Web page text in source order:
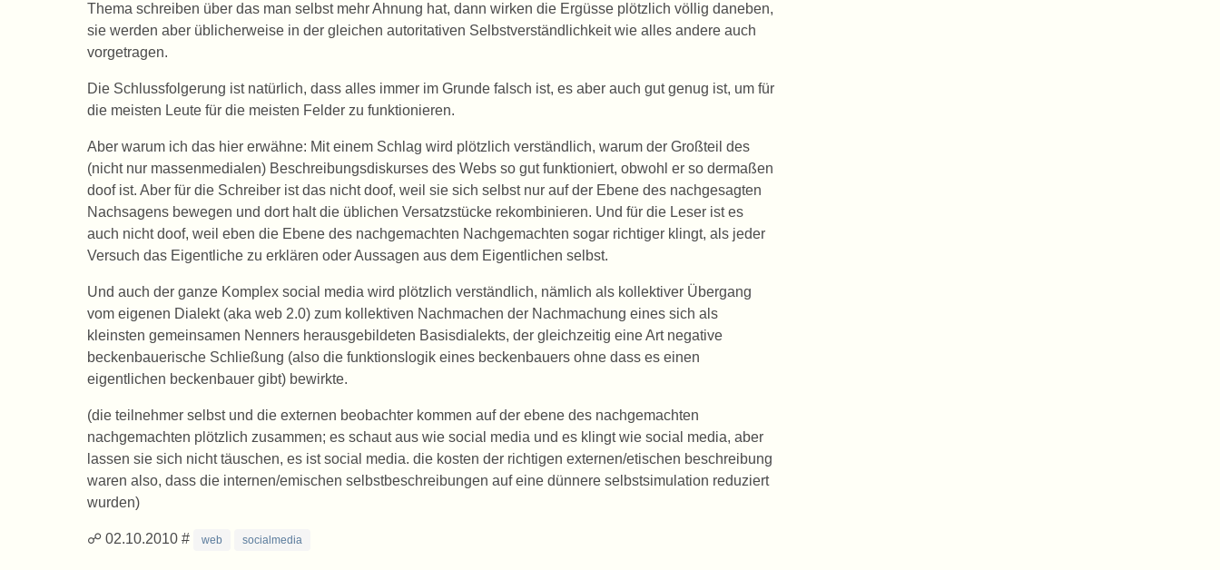
Thema schreiben über das man selbst mehr Ahnung hat, dann wirken die Ergüsse plötzlich völlig daneben,
sie werden aber üblicherweise in der gleichen autoritativen Selbstverständlichkeit wie alles andere auch
vorgetragen.
Die Schlussfolgerung ist natürlich, dass alles immer im Grunde falsch ist, es aber auch gut genug ist, um für
die meisten Leute für die meisten Felder zu funktionieren.
Aber warum ich das hier erwähne: Mit einem Schlag wird plötzlich verständlich, warum der Großteil des
(nicht nur massenmedialen) Beschreibungsdiskurses des Webs so gut funktioniert, obwohl er so dermaßen
doof ist. Aber für die Schreiber ist das nicht doof, weil sie sich selbst nur auf der Ebene des nachgesagten
Nachsagens bewegen und dort halt die üblichen Versatzstücke rekombinieren. Und für die Leser ist es
auch nicht doof, weil eben die Ebene des nachgemachten Nachgemachten sogar richtiger klingt, als jeder
Versuch das Eigentliche zu erklären oder Aussagen aus dem Eigentlichen selbst.
Und auch der ganze Komplex social media wird plötzlich verständlich, nämlich als kollektiver Übergang
vom eigenen Dialekt (aka web 2.0) zum kollektiven Nachmachen der Nachmachung eines sich als
kleinsten gemeinsamen Nenners herausgebildeten Basisdialekts, der gleichzeitig eine Art negative
beckenbauerische Schließung (also die funktionslogik eines beckenbauers ohne dass es einen
eigentlichen beckenbauer gibt) bewirkte.
(die teilnehmer selbst und die externen beobachter kommen auf der ebene des nachgemachten
nachgemachten plötzlich zusammen; es schaut aus wie social media und es klingt wie social media, aber
lassen sie sich nicht täuschen, es ist social media. die kosten der richtigen externen/etischen beschreibung
waren also, dass die internen/emischen selbstbeschreibungen auf eine dünnere selbstsimulation reduziert
wurden)
☍ 02.10.2010 # web socialmedia